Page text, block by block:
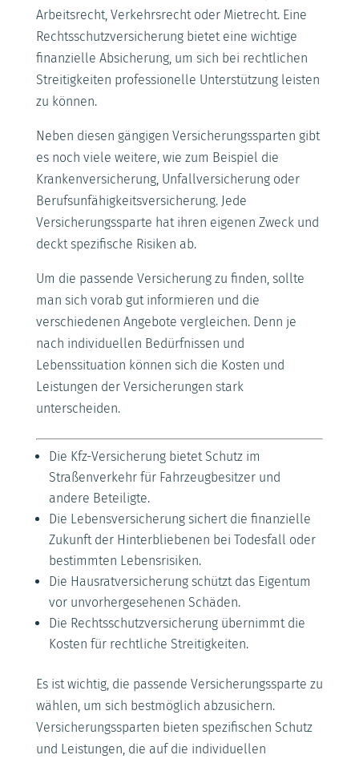
Arbeitsrecht, Verkehrsrecht oder Mietrecht. Eine
Rechtsschutzversicherung bietet eine wichtige
finanzielle Absicherung, um sich bei rechtlichen
Streitigkeiten professionelle Unterstützung leisten
zu können.
Neben diesen gängigen Versicherungssparten gibt
es noch viele weitere, wie zum Beispiel die
Krankenversicherung, Unfallversicherung oder
Berufsunfähigkeitsversicherung. Jede
Versicherungssparte hat ihren eigenen Zweck und
deckt spezifische Risiken ab.
Um die passende Versicherung zu finden, sollte
man sich vorab gut informieren und die
verschiedenen Angebote vergleichen. Denn je
nach individuellen Bedürfnissen und
Lebenssituation können sich die Kosten und
Leistungen der Versicherungen stark
unterscheiden.
Die Kfz-Versicherung bietet Schutz im
Straßenverkehr für Fahrzeugbesitzer und
andere Beteiligte.
Die Lebensversicherung sichert die finanzielle
Zukunft der Hinterbliebenen bei Todesfall oder
bestimmten Lebensrisiken.
Die Hausratversicherung schützt das Eigentum
vor unvorhergesehenen Schäden.
Die Rechtsschutzversicherung übernimmt die
Kosten für rechtliche Streitigkeiten.
Es ist wichtig, die passende Versicherungssparte zu
wählen, um sich bestmöglich abzusichern.
Versicherungssparten bieten spezifischen Schutz
und Leistungen, die auf die individuellen